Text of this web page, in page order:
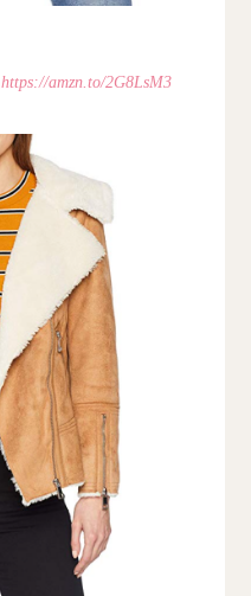
https://amzn.to/2G8LsM3